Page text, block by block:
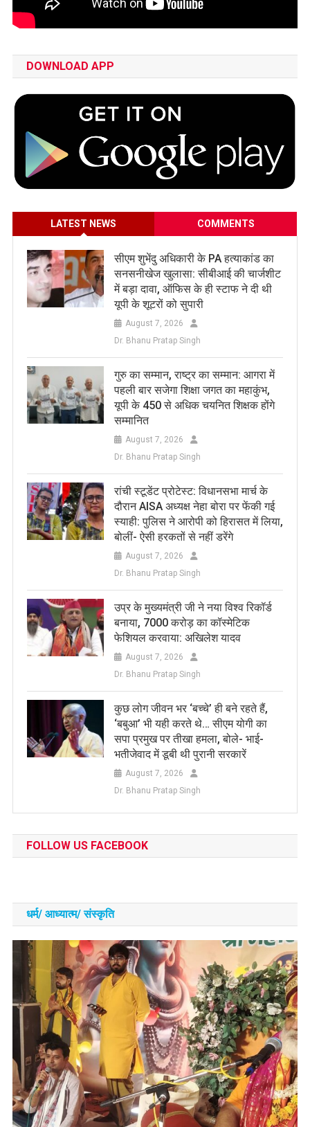
DOWNLOAD APP
LATEST NEWS COMMENTS
सीएम शुभेंदु अधिकारी के PA हत्याकांड का
सनसनीखेज खुलासा: सीबीआई की चार्जशीट
में बड़ा दावा, ऑफिस के ही स्टाफ ने दी थी
यूपी के शूटरों को सुपारी
August 7, 2026
Dr. Bhanu Pratap Singh
​गुरु का सम्मान, राष्ट्र का सम्मान: आगरा में
पहली बार सजेगा शिक्षा जगत का महाकुंभ,
यूपी के 450 से अधिक चयनित शिक्षक होंगे
सम्मानित
August 7, 2026
Dr. Bhanu Pratap Singh
रांची स्टूडेंट प्रोटेस्ट: विधानसभा मार्च के
दौरान AISA अध्यक्ष नेहा बोरा पर फेंकी गई
स्याही: पुलिस ने आरोपी को हिरासत में लिया,
बोलीं- ऐसी हरकतों से नहीं डरेंगे
August 7, 2026
Dr. Bhanu Pratap Singh
उप्र के मुख्यमंत्री जी ने नया विश्व रिकॉर्ड
बनाया, 7000 करोड़ का कॉस्मेटिक
फेशियल करवाया: अखिलेश यादव
August 7, 2026
Dr. Bhanu Pratap Singh
कुछ लोग जीवन भर ‘बच्चे’ ही बने रहते हैं,
‘बबुआ’ भी यही करते थे… सीएम योगी का
सपा प्रमुख पर तीखा हमला, बोले- भाई-
भतीजेवाद में डूबी थी पुरानी सरकारें
August 7, 2026
Dr. Bhanu Pratap Singh
FOLLOW US FACEBOOK
धर्म/ आध्‍यात्‍म/ संस्‍कृति